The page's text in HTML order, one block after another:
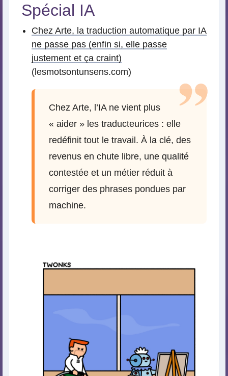
Spécial IA
Chez Arte, la traduction automatique par IA
ne passe pas (enfin si, elle passe
justement et ça craint)
(lesmotsontunsens.com)
Chez Arte, l’IA ne vient plus
« aider » les traducteurices : elle
redéfinit tout le travail. À la clé, des
revenus en chute libre, une qualité
contestée et un métier réduit à
corriger des phrases pondues par
machine.